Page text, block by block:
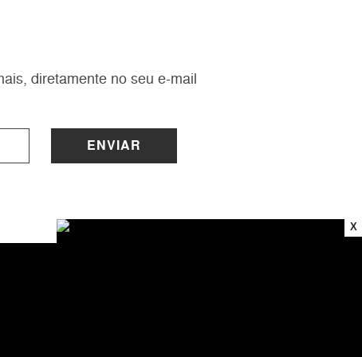
diretamente no seu e-mail
ENVIAR
X